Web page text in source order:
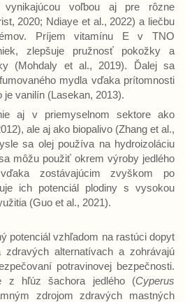
voľbou aj pre rôzne
2020; Ndiaye et al., 2022) a liečbu
Príjem vitamínu E v TNO
zlepšuje pružnosť pokožky a
(Mohdaly et al., 2019). Ďalej sa
mydla vďaka prítomnosti
vanilín (Lasekan, 2013).
aj v priemyselnom sektore ako
ale aj ako biopalivo (Zhang et al.,
sa olej používa na hydroizoláciu
môžu použiť okrem výroby jedlého
zostávajúcim zvyškom po
ich potenciál plodiny s vysokou
(Guo et al., 2021).
potenciál vzhľadom na rastúci dopyt
alternatívach a zohrávajú
potravinovej bezpečnosti.
z hľúz šachora jedlého (Cyperus
zdrojom zdravých mastných